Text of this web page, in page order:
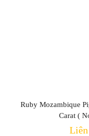
Ruby Mozambique
Carat (